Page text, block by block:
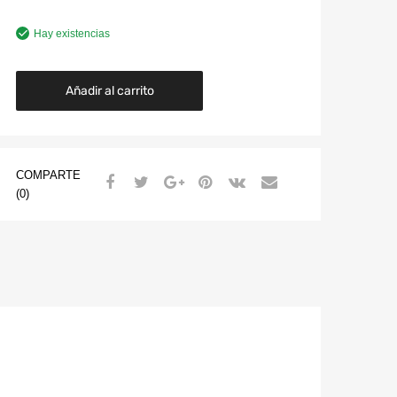
Hay existencias
Añadir al carrito
COMPARTE
(0)